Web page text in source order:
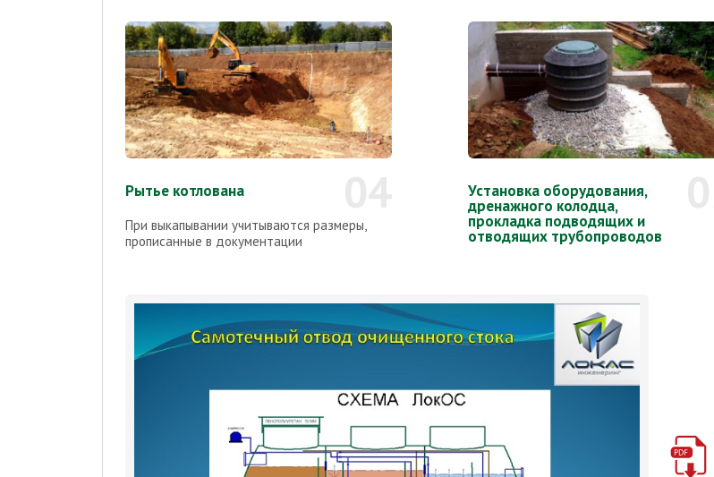
Рытье котлована
При выкапывании учитываются размеры,
прописанные в документации
Установка оборудования,
дренажного колодца,
прокладка подводящих и
отводящих трубопроводов